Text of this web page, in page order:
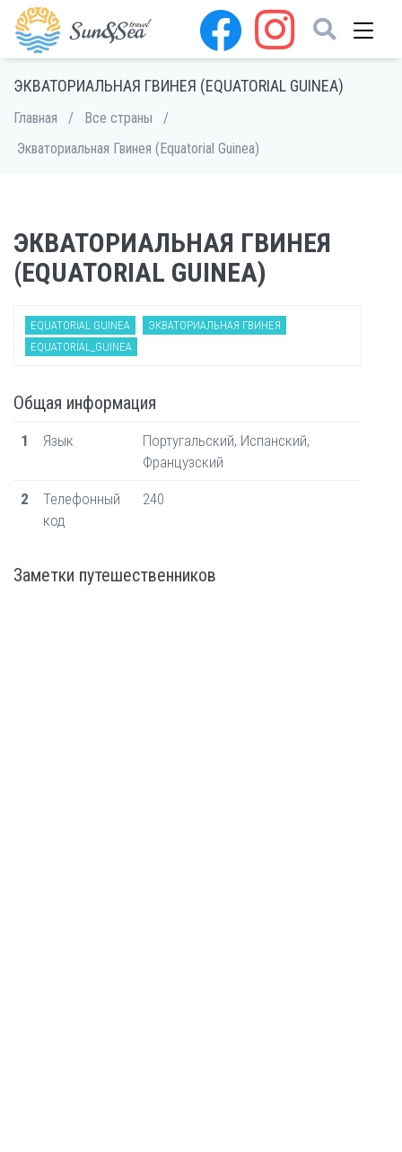
ЭКВАТОРИАЛЬНАЯ ГВИНЕЯ (EQUATORIAL GUINEA)
Главная / Все страны
/
Экваториальная Гвинея (Equatorial Guinea)
ЭКВАТОРИАЛЬНАЯ ГВИНЕЯ
(EQUATORIAL GUINEA)
EQUATORIAL GUINEA
ЭКВАТОРИАЛЬНАЯ ГВИНЕЯ
EQUATORIAL_GUINEA
Общая информация
1 Язык
Португальский, Испанский,
Французский
2
Телефонный
код
240
Заметки путешественников